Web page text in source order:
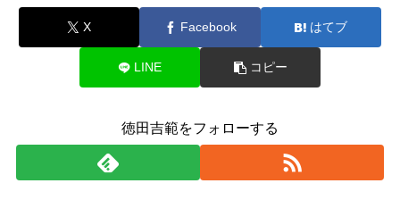
X Facebook はてブ
LINE コピー
徳田吉範をフォローする